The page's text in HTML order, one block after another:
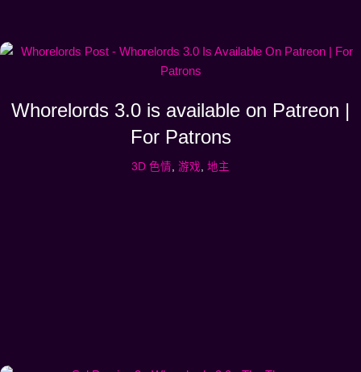
Whorelords 3.0 is available on Patreon |
For Patrons
3D 色情 游戏 地主